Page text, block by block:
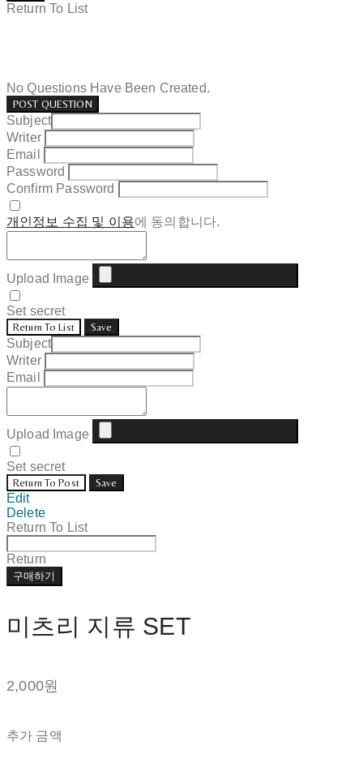
Return To List
No Questions Have Been Created.
POST QUESTION
Subject
Writer
Email
Password
Confirm Password
개인정보 수집 및 이용에 동의합니다.
Upload Image
Set secret
Return To List Save
Subject
Writer
Email
Upload Image
Set secret
Return To Post Save
Edit
Delete
Return To List
Return
구매하기
미츠리 지류 SET
2,000원
추가 금액